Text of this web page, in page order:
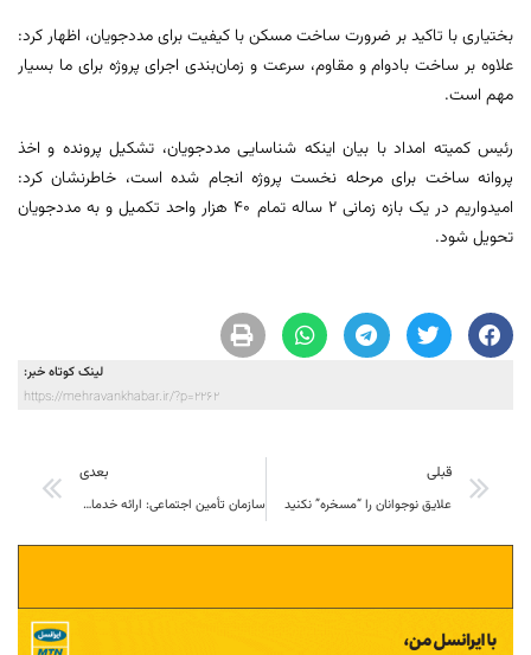
بختیاری با تاکید بر ضرورت ساخت مسکن با کیفیت برای مددجویان، اظهار کرد:
علاوه بر ساخت بادوام و مقاوم، سرعت و زمان‌بندی اجرای پروژه برای ما بسیار
مهم است.
رئیس کمیته امداد با بیان اینکه شناسایی مددجویان، تشکیل پرونده و اخذ
پروانه ساخت برای مرحله نخست پروژه انجام شده است، خاطرنشان کرد:
امیدواریم در یک بازه زمانی ۲ ساله تمام ۴۰ هزار واحد تکمیل و به مددجویان
تحویل شود.
لینک کوتاه خبر:
https://mehravankhabar.ir/?p=2262
قبلی
علایق نوجوانان را “مسخره” نکنید
بعدی
سازمان تأمین اجتماعی: ارائه خدمات درمانی به بازنشستگان و مستمری‌بگیران برقرار است